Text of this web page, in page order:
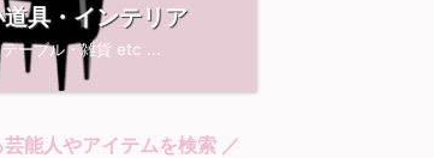
道具・インテリア
ーブル・雑貨 etc ...
能人やアイテムを検索 ／